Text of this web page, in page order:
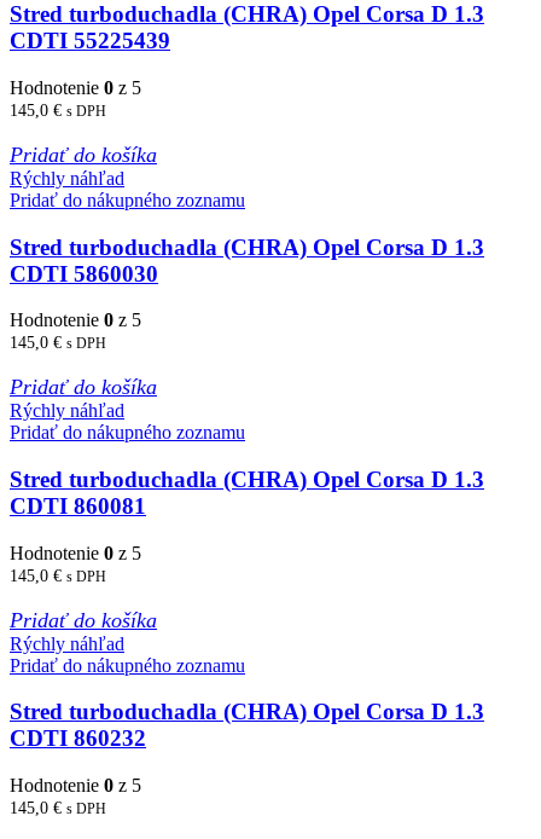
Stred turboduchadla (CHRA) Opel Corsa D 1.3
CDTI 55225439
Hodnotenie 0 z 5
145,0 € s DPH
Pridať do košíka
Rýchly náhľad
Pridať do nákupného zoznamu
Stred turboduchadla (CHRA) Opel Corsa D 1.3
CDTI 5860030
Hodnotenie 0 z 5
145,0 € s DPH
Pridať do košíka
Rýchly náhľad
Pridať do nákupného zoznamu
Stred turboduchadla (CHRA) Opel Corsa D 1.3
CDTI 860081
Hodnotenie 0 z 5
145,0 € s DPH
Pridať do košíka
Rýchly náhľad
Pridať do nákupného zoznamu
Stred turboduchadla (CHRA) Opel Corsa D 1.3
CDTI 860232
Hodnotenie 0 z 5
145,0 € s DPH